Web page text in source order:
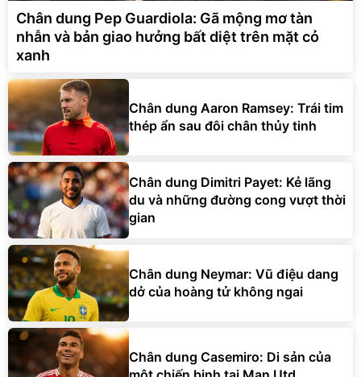
Chân dung Pep Guardiola: Gã mộng mơ tàn
nhẫn và bản giao hưởng bất diệt trên mặt cỏ
xanh
Chân dung Aaron Ramsey: Trái tim
thép ẩn sau đôi chân thủy tinh
Chân dung Dimitri Payet: Kẻ lãng
du và những đường cong vượt thời
gian
Chân dung Neymar: Vũ điệu dang
dở của hoàng tử không ngai
Chân dung Casemiro: Di sản của